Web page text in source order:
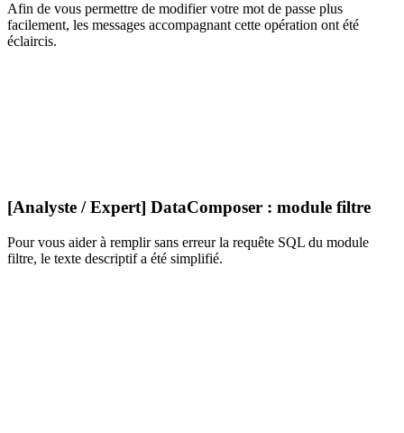
Afin de vous permettre de modifier votre mot de passe plus
facilement, les messages accompagnant cette opération ont été
éclaircis.
[Analyste / Expert] DataComposer : module filtre
Pour vous aider à remplir sans erreur la requête SQL du module
filtre, le texte descriptif a été simplifié.